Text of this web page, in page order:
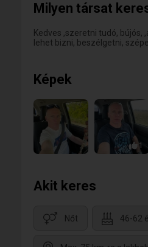
Milyen társat
Kedves ,szeretni tudó, bújós,
lehet bizni, beszélgetni,
Képek
1
Akit keres
Nőt 46-62